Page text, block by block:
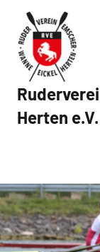
Inhalt
springen
Herten e.V.